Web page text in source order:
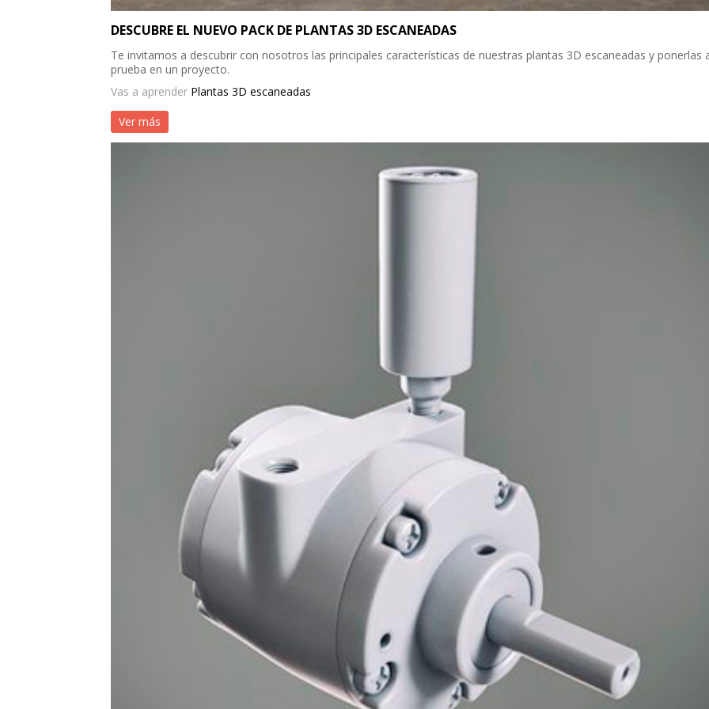
DESCUBRE EL NUEVO PACK DE PLANTAS 3D ESCANEADAS
Te invitamos a descubrir con nosotros las principales características de nuestras plantas 3D escaneadas y ponerlas
prueba en un proyecto.
Vas a aprender Plantas 3D escaneadas
Ver más